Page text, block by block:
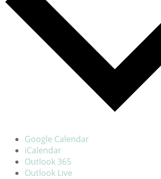
Google Calendar
iCalendar
Outlook 365
Outlook Live